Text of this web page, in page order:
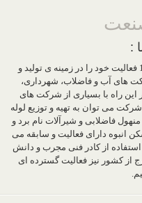
:
شرکت آبیاران صنعت سنگان از سال 1384 فعالیت خود را در زمینه ی تولید و
های آب و فاضلاب، شهرداری،
این راه با بسیاری از شرکت های
می توان به تهیه و توزیع لوله
فاضلابی و شیرآلات نام برد و
انبوه دارای فعالیت و سابقه می
استفاده از کادر فنی مجرب و دانش
کشور نیز فعالیت گسترده ای